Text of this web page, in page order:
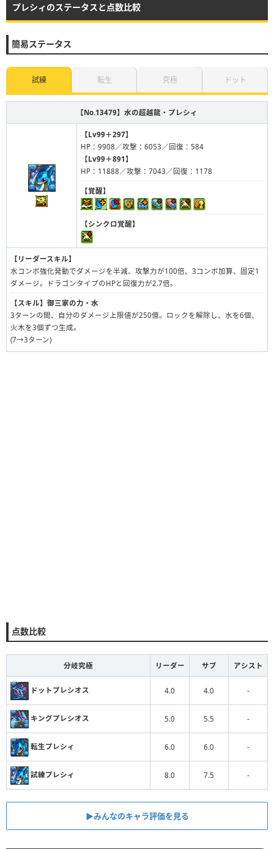
プレシィのステータスと点数比較
簡易ステータス
試練 転生 究極 ドット
【No.13479】 水の超越龍・プレシィ
【Lv99＋297】
HP：9908／攻撃：6053／回復：584
【Lv99＋891】
HP：11888／攻撃：7043／回復：1178
【覚醒】
【シンクロ覚醒】
【リーダースキル】
水コンボ強化発動でダメージを半減、攻撃力が100倍、3コンボ加算、固定1
ダメージ。ドラゴンタイプのHPと回復力が2.7倍。
【スキル】 御三家の力・水
3ターンの間、自分のダメージ上限値が250億。ロックを解除し、水を6個、
火木を3個ずつ生成。
(7→3ターン)
点数比較
分岐究極 リーダー サブ アシスト
ドットプレシオス 4.0 4.0 -
キングプレシオス 5.0 5.5 -
転生プレシィ 6.0 6.0 -
試練プレシィ 8.0 7.5 -
▶︎みんなのキャラ評価を見る